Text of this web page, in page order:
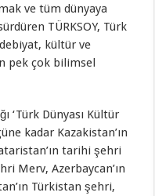
ve tüm dünyaya
TÜRKSOY, Türk
kültür ve
pek çok bilimsel
‘Türk Dünyası Kültür
kadar Kazakistan’ın
tarihi şehri
Merv, Azerbaycan’ın
Türkistan şehri,